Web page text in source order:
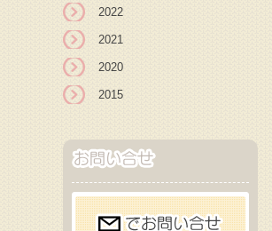
2022
2021
2020
2015